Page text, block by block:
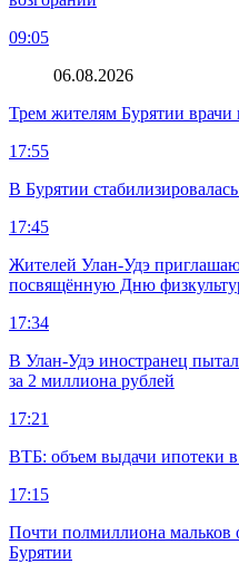
09:05
06.08.2026
Трем жителям Бурятии
17:55
В Бурятии
17:45
Жителей Улан-Удэ
посвящённую Дню
17:34
В Улан-Удэ иностранец
за 2 миллиона рублей
17:21
ВТБ: объем выдачи ипотеки
17:15
Почти полмиллиона мальков
Бурятии